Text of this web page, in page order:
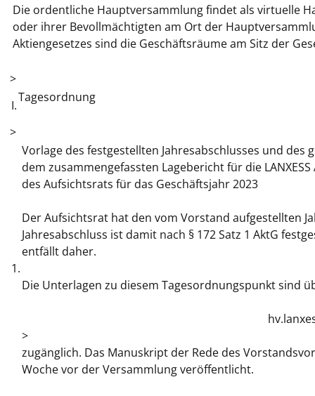
Die ordentliche Hauptversammlung findet als virtuelle
oder ihrer Bevollmächtigten am Ort der
Aktiengesetzes sind die Geschäftsräume am Sitz der
>
I.
Tagesordnung
>
1.
Vorlage des festgestellten Jahresabschlusses und
dem zusammengefassten Lagebericht für die
des Aufsichtsrats für das Geschäftsjahr 2023
Der Aufsichtsrat hat den vom Vorstand aufgestellten
Jahresabschluss ist damit nach § 172 Satz 1 AktG
entfällt daher.
Die Unterlagen zu diesem Tagesordnungspunkt sind
>
zugänglich. Das Manuskript der Rede des
Woche vor der Versammlung veröffentlicht.